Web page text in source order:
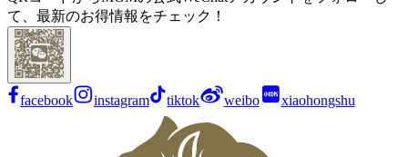
て、最新のお得情報をチェック！
facebook instagram tiktok weibo xiaohongshu